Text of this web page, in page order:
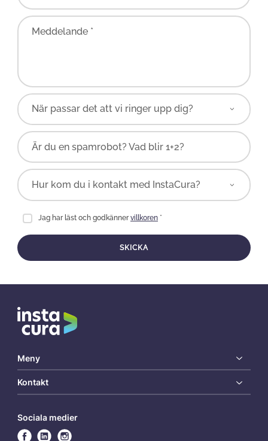
Meddelande *
Är du en spamrobot? Vad blir 1+2?
Jag har läst och godkännervillkoren*
SKICKA
Meny
Kontakt
Sociala medier